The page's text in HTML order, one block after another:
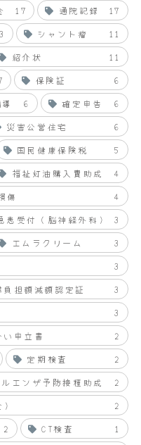
17 通院記録
17
シャント瘤
11
紹介状
11
保険証
6
6 確定申告
6
災害公営住宅
6
国民健康保険税
5
福祉灯油購入費助成
4
傷
4
患受付（脳神経外科）
3
エムラクリーム
3
3
担額減額認定証
3
3
申立書
2
定期検査
2
エンザ予防接種助成
2
2
2 CT検査 1